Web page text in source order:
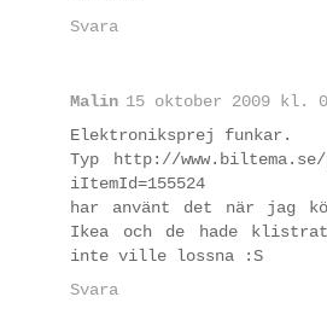
Svara
Malin 15 oktober 2009 kl.
Elektroniksprej funkar.
Typ http://www.biltema.se/
iItemId=155524
har använt det när jag
Ikea och de hade
inte ville lossna :S
Svara